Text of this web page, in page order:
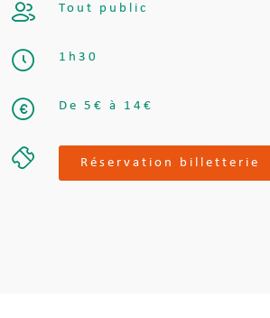
Tout public
1h30
De 5€ à 14€
Réservation billetterie